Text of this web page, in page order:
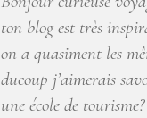
ton blog est très
on a quasiment les
ducoup j’aimerais
une école de tourisme?